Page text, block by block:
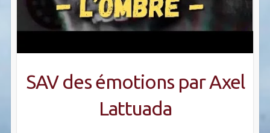
SAV des émotions par Axel
Lattuada